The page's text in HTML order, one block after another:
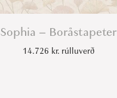
Sophia – Boråstapeter
14.726 kr. rúlluverð